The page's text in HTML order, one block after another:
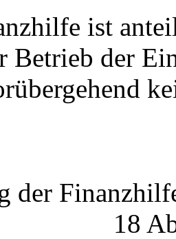
ist
Betrieb der
der
18